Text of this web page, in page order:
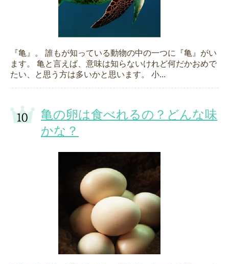
『亀』。 誰もが知っている動物の中の一つに『亀』がい
ます。 亀と言えば、意味は知らないけれど何だかおめで
たい、と思う方は多いかと思います。 小...
亀の卵は食べれるの？どんな味
かな？